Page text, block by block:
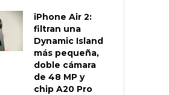
iPhone Air 2:
filtran una
Dynamic Island
más pequeña,
doble cámara
de 48 MP y
chip A20 Pro